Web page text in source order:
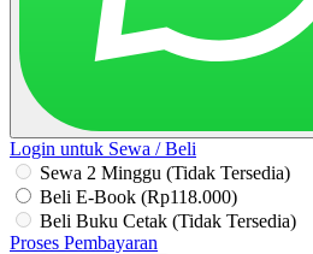
Login untuk Sewa / Beli
Sewa 2 Minggu (Tidak Tersedia)
Beli E-Book (Rp118.000)
Beli Buku Cetak (Tidak Tersedia)
Proses Pembayaran